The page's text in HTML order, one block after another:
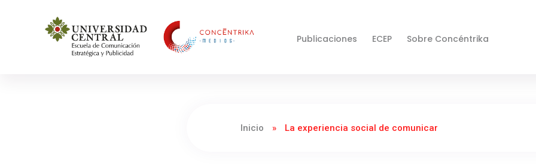
Publicaciones ECEP Sobre Concéntrika
Inicio » La experiencia social de comunicar